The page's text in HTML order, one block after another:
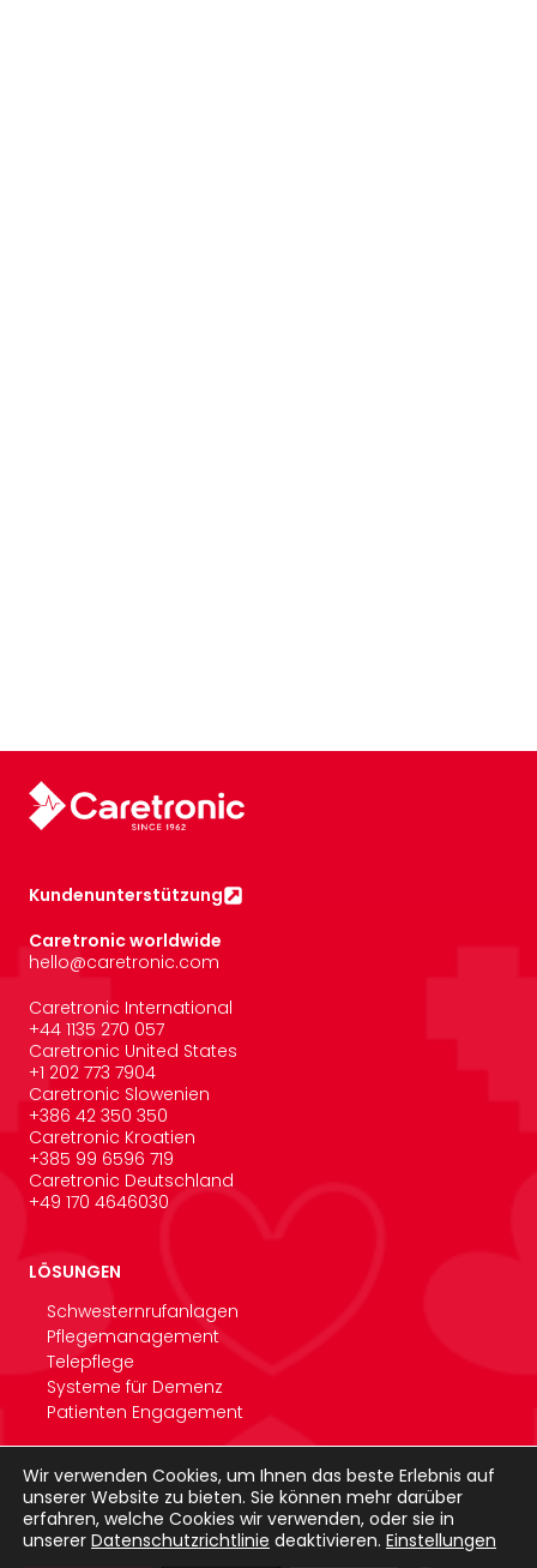
Kundenunterstützung
Caretronic worldwide
hello@caretronic.com
Caretronic International
+44 1135 270 057
Caretronic United States
‪+1 202 773 7904
Caretronic Slowenien
+386 42 350 350
Caretronic Kroatien
+385 99 6596 719
Caretronic Deutschland
+49 170 4646030
LÖSUNGEN
Schwesternrufanlagen
Pflegemanagement
Telepflege
Systeme für Demenz
Patienten Engagement
PRODUKTE
NurseCare
Wir verwenden Cookies, um Ihnen das beste Erlebnis auf
unserer Website zu bieten. Sie können mehr darüber
erfahren, welche Cookies wir verwenden, oder sie in
unserer Datenschutzrichtlinie deaktivieren. Einstellungen